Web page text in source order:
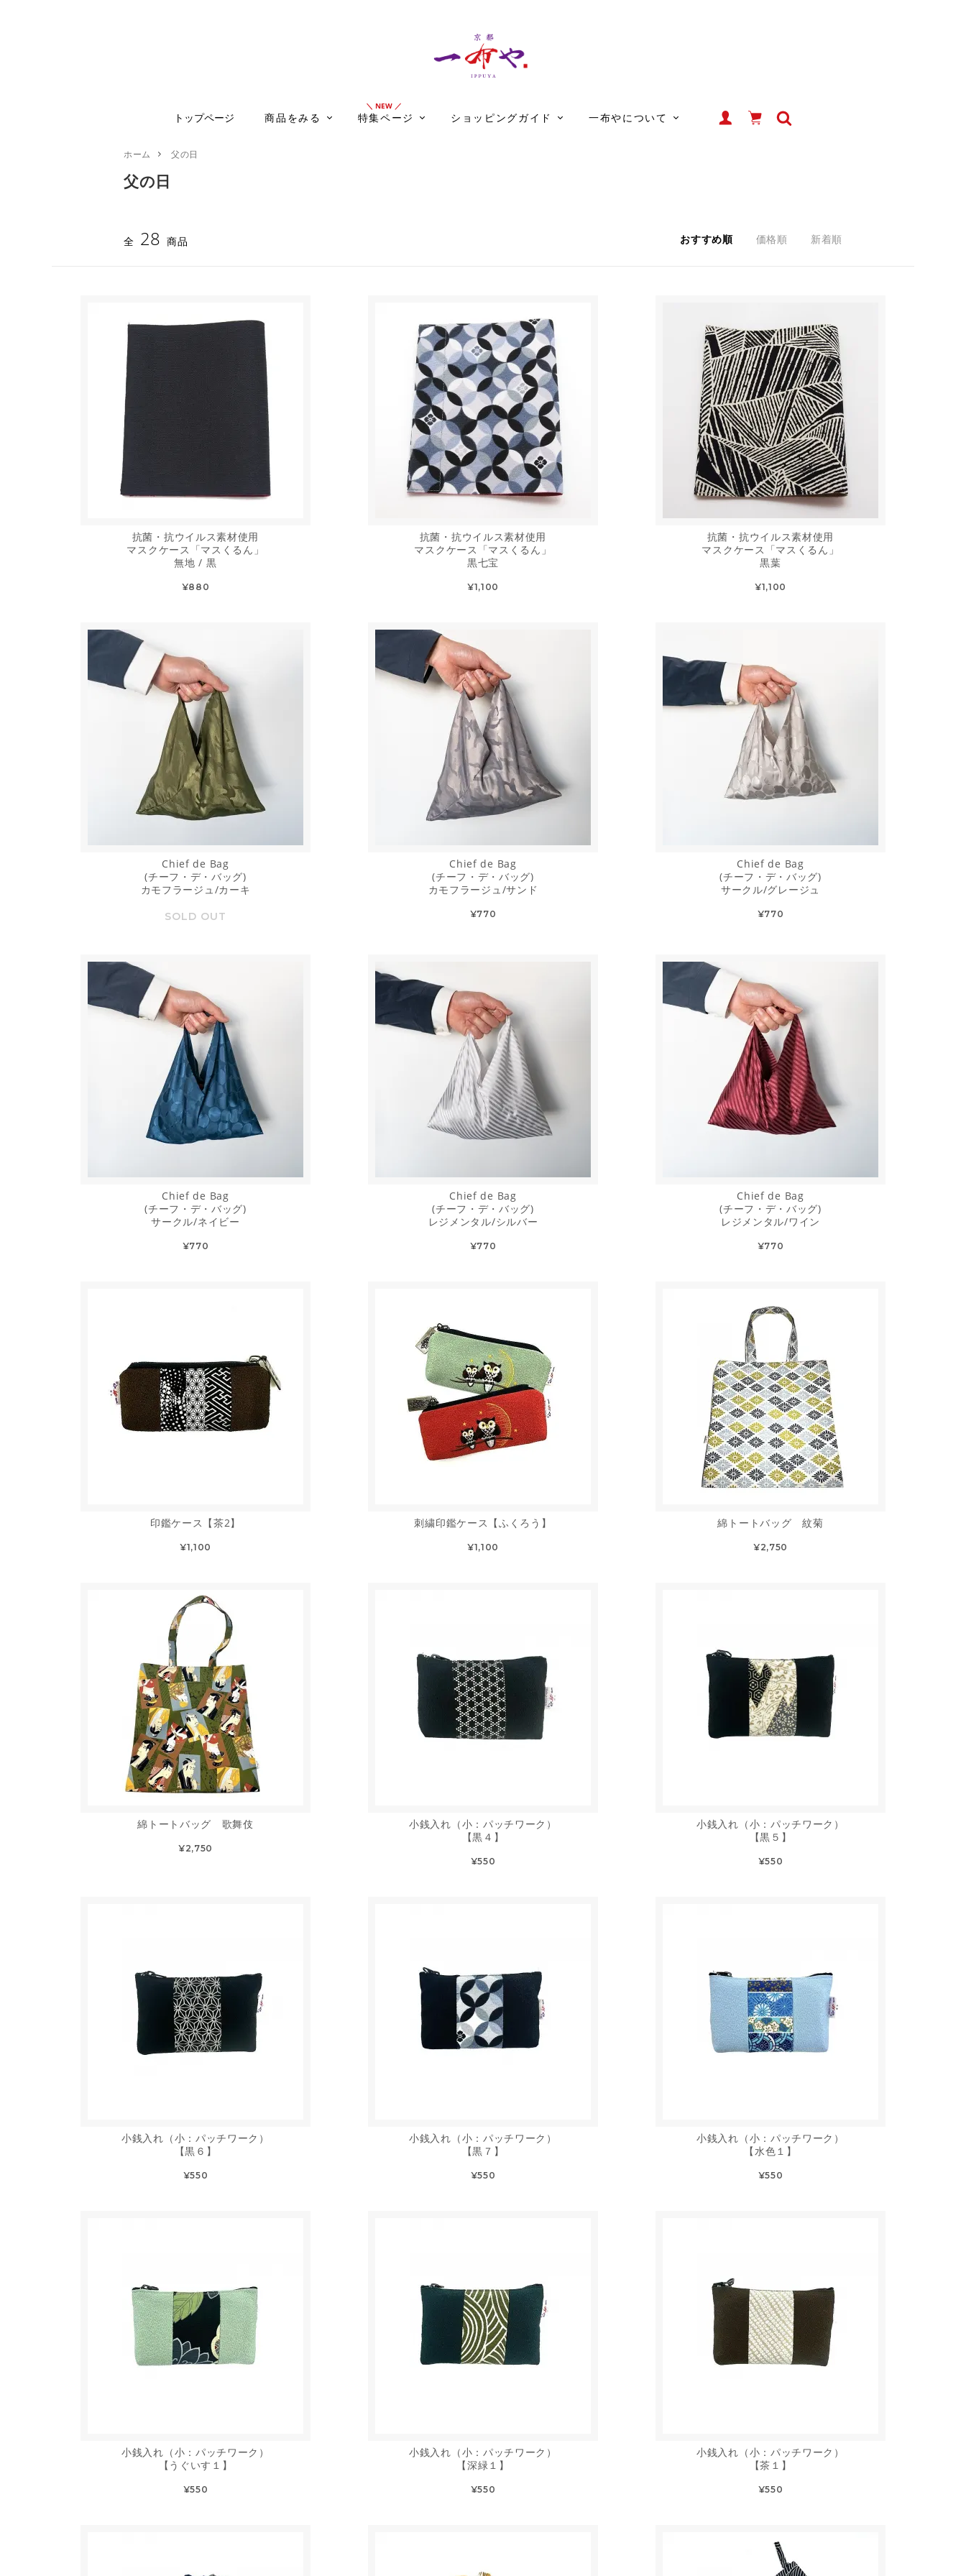
トップページ 商品をみる 特集ページ ショッピングガイド 一布やについて
ホーム 父の日
父の日
全 28 商品 おすすめ順 価格順 新着順
抗菌・抗ウイルス素材使用
マスクケース「マスくるん」
無地 / 黒
¥880
抗菌・抗ウイルス素材使用
マスクケース「マスくるん」
黒七宝
¥1,100
抗菌・抗ウイルス素材使用
マスクケース「マスくるん」
黒葉
¥1,100
Chief de Bag
(チーフ・デ・バッグ)
カモフラージュ/カーキ
SOLD OUT
Chief de Bag
(チーフ・デ・バッグ)
カモフラージュ/サンド
¥770
Chief de Bag
(チーフ・デ・バッグ)
サークル/グレージュ
¥770
Chief de Bag
(チーフ・デ・バッグ)
サークル/ネイビー
¥770
Chief de Bag
(チーフ・デ・バッグ)
レジメンタル/シルバー
¥770
Chief de Bag
(チーフ・デ・バッグ)
レジメンタル/ワイン
¥770
印鑑ケース【茶2】
¥1,100
刺繍印鑑ケース【ふくろう】
¥1,100
綿トートバッグ 紋菊
¥2,750
綿トートバッグ 歌舞伎
¥2,750
小銭入れ（小：パッチワーク）
【黒４】
¥550
小銭入れ（小：パッチワーク）
【黒５】
¥550
小銭入れ（小：パッチワーク）
【黒６】
¥550
小銭入れ（小：パッチワーク）
【黒７】
¥550
小銭入れ（小：パッチワーク）
【水色１】
¥550
小銭入れ（小：パッチワーク）
【うぐいす１】
¥550
小銭入れ（小：パッチワーク）
【深緑１】
¥550
小銭入れ（小：パッチワーク）
【茶１】
¥550